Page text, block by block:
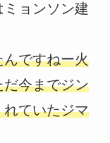
ョンソン建
ですねー火
今までジン
ていたジマ